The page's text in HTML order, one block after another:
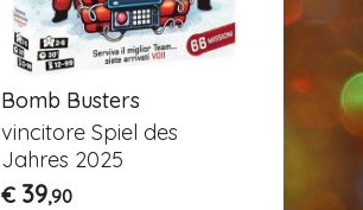
Bomb Busters
vincitore Spiel des
Jahres 2025
€ 39,90
Set
Gioco di